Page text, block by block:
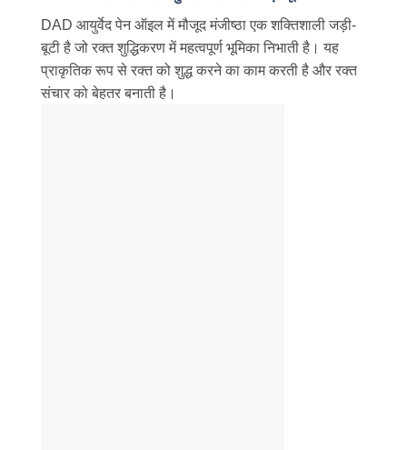
DAD आयुर्वेद पेन ऑइल में मौजूद मंजीष्ठा एक शक्तिशाली जड़ी-
बूटी है जो रक्त शुद्धिकरण में महत्वपूर्ण भूमिका निभाती है। यह
प्राकृतिक रूप से रक्त को शुद्ध करने का काम करती है और रक्त
संचार को बेहतर बनाती है।